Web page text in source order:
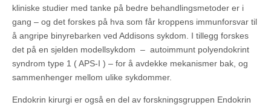
kliniske studier med tanke på bedre behandlingsmetoder er i
gang – og det forskes på hva som får kroppens immunforsvar til
å angripe binyrebarken ved Addisons sykdom. I tillegg forskes
det på en sjelden modellsykdom – autoimmunt polyendokrint
syndrom type 1 ( APS-I ) – for å avdekke mekanismer bak, og
sammenhenger mellom ulike sykdommer.
Endokrin kirurgi er også en del av forskningsgruppen Endokrin